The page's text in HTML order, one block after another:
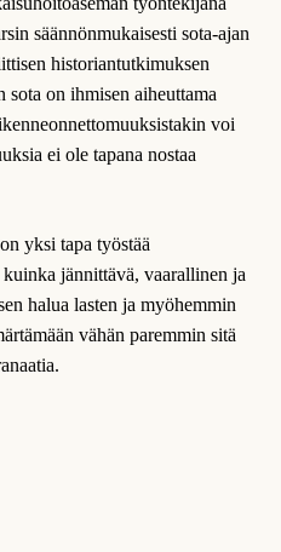
säännönmukaisesti sota-ajan
historiantutkimuksen
on ihmisen aiheuttama
voi
ei ole tapana nostaa
yksi tapa työstää
jännittävä, vaarallinen ja
halua lasten ja myöhemmin
vähän paremmin sitä